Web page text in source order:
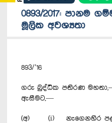
0893/2017: පානම
මූලික අවශ්‍යතා
893/’16
ගරු බුද්ධික පතිරණ
ඇසීමට,—
(අ) (i) නැගෙනහිර